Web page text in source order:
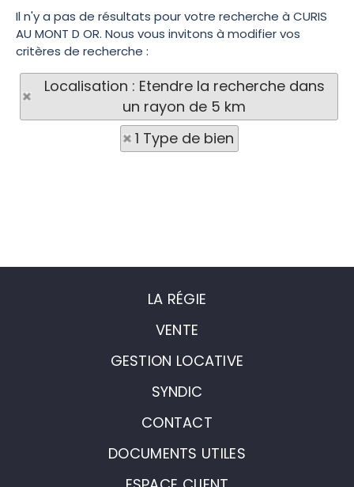
Il n'y a pas de résultats pour votre recherche à CURIS
AU MONT D OR. Nous vous invitons à modifier vos
critères de recherche :
Localisation : Etendre la recherche dans
un rayon de 5 km
1 Type de bien
LA RÉGIE
VENTE
GESTION LOCATIVE
SYNDIC
CONTACT
DOCUMENTS UTILES